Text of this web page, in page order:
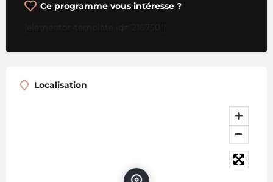
Ce programme vous intéresse ?
Localisation